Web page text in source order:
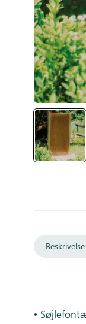
Beskrivelse
•